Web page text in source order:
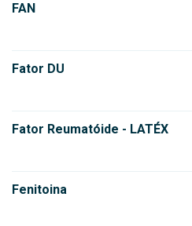
FAN
Fator DU
Fator Reumatóide - LATÉX
Fenitoina